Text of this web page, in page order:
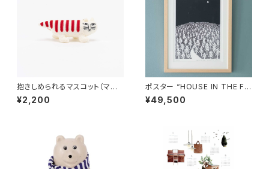
抱きしめられるマスコット（マイ
キー） / Lisa Larson リ
サ・ラーソン
¥2,200
ポスター “HOUSE IN THE FO
REST 26 A3” / ミナ ペルホ
ネン mina perhonen × クリ
¥49,500